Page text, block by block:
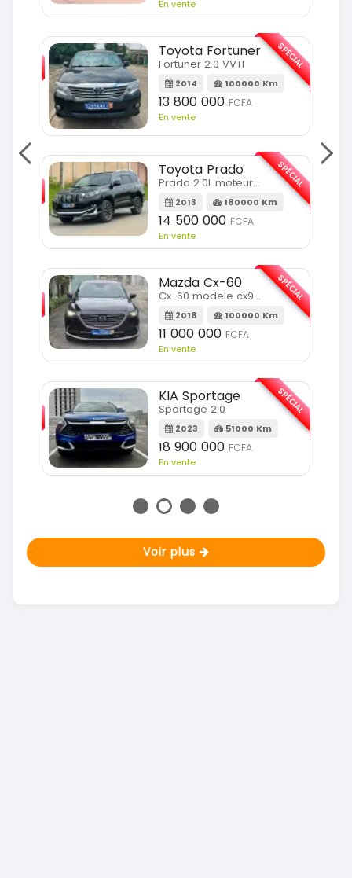
SPÉCIAL
En vente
Toyota Fortuner
Fortuner 2.0 VVTI
2014 100000 Km
13 800 000 FCFA
En vente
SPÉCIAL
Toyota Prado
Prado 2.0L moteur d4d
2013 180000 Km
14 500 000 FCFA
En vente
SPÉCIAL
Mazda Cx-60
Cx-60 modele cx9 full option
2018 100000 Km
11 000 000 FCFA
En vente
SPÉCIAL
KIA Sportage
Sportage 2.0
2023 51000 Km
18 900 000 FCFA
En vente
SPÉCIAL
Voir plus